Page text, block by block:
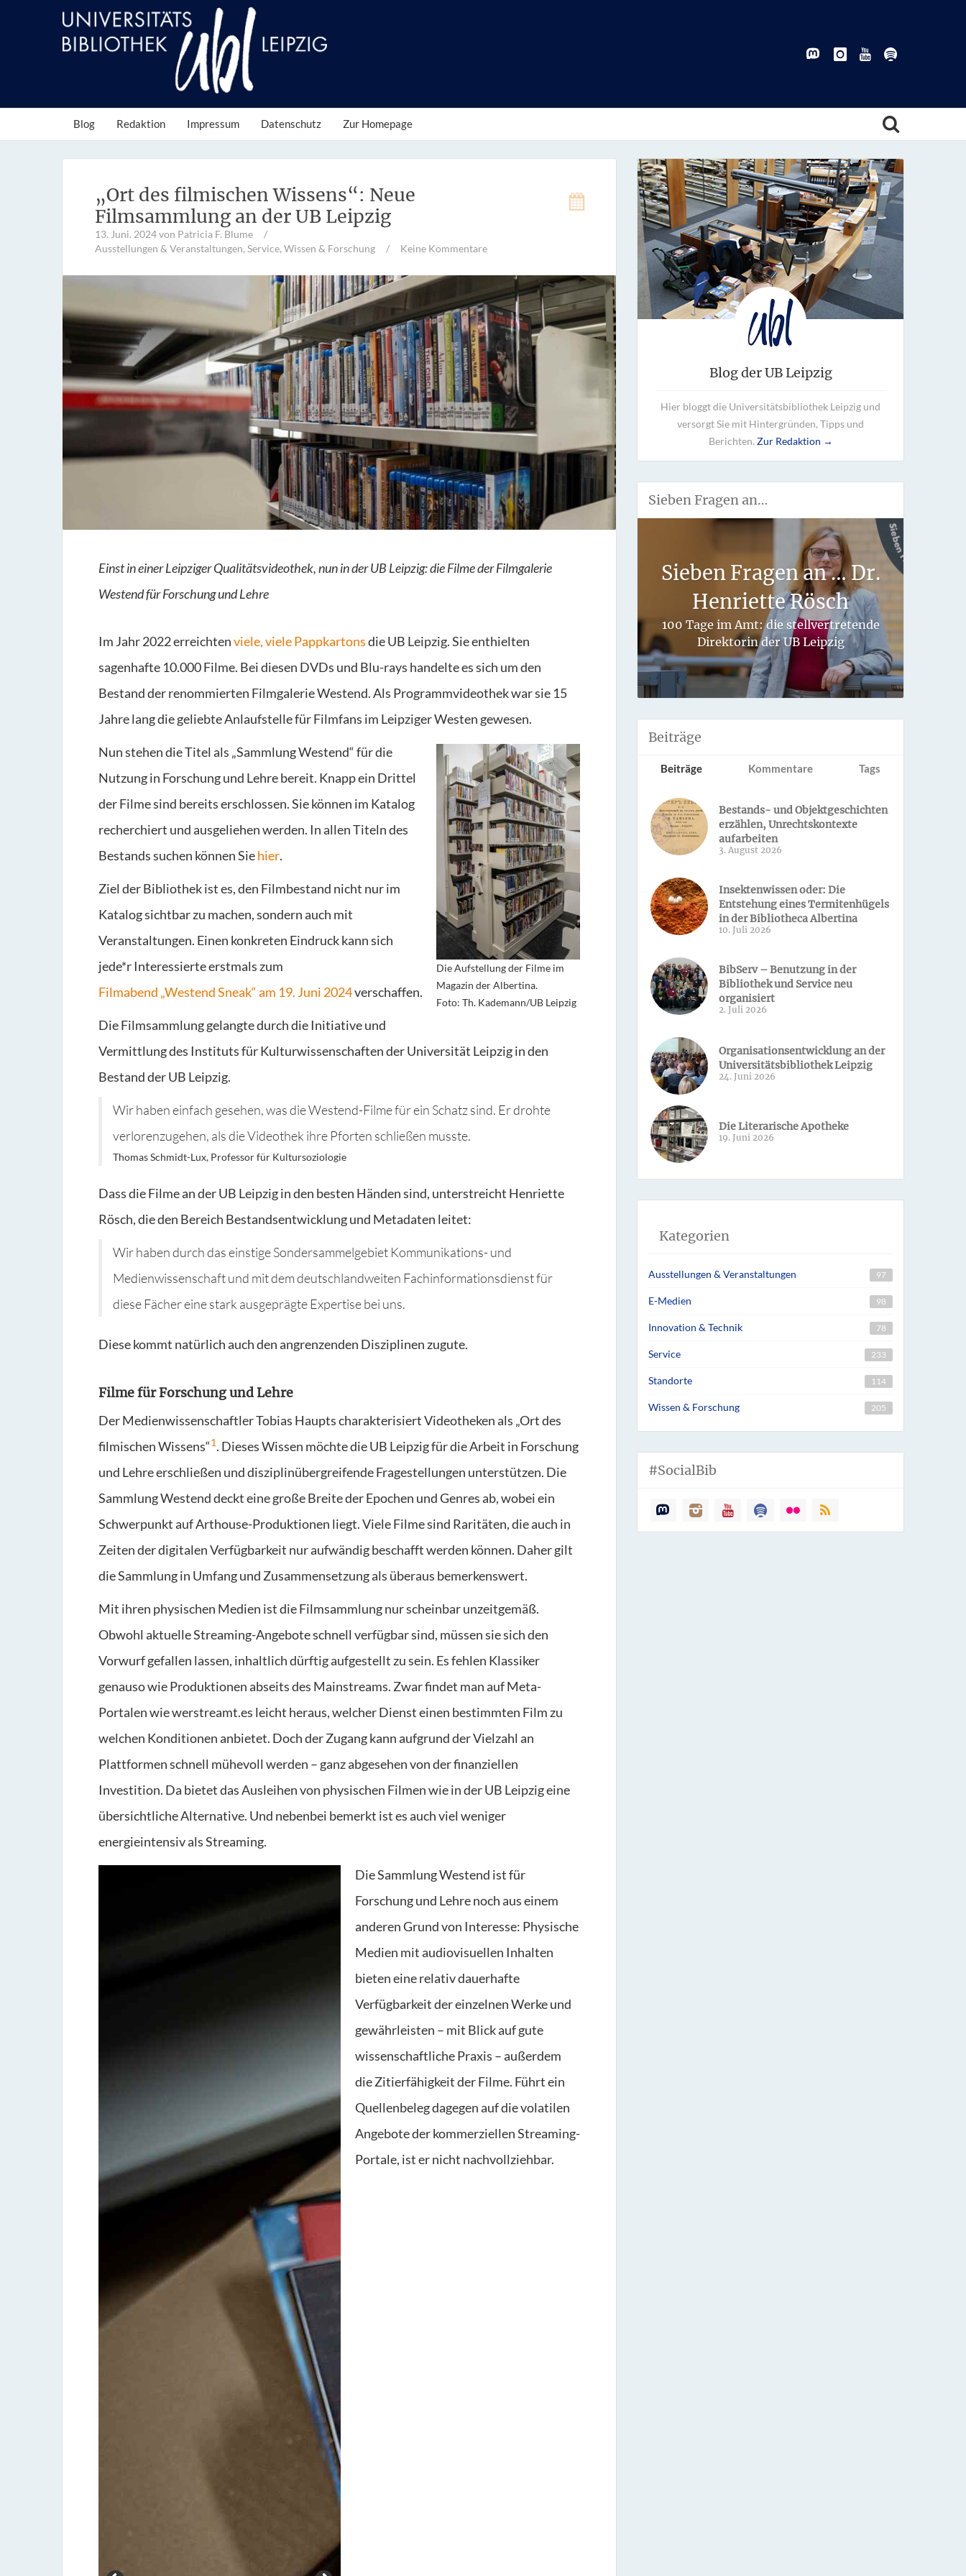
Blog Redaktion Impressum Datenschutz Zur Homepage
„Ort des filmischen Wissens“: Neue
Filmsammlung an der UB Leipzig
13. Juni. 2024von Patricia F. Blume
/
Ausstellungen & Veranstaltungen, Service, Wissen & Forschung / Keine Kommentare
Einst in einer Leipziger Qualitätsvideothek, nun in der UB Leipzig: die Filme der Filmgalerie
Westend für Forschung und Lehre
Im Jahr 2022 erreichtenviele, viele Pappkartonsdie UB Leipzig. Sie enthielten
sagenhafte 10.000 Filme. Bei diesen DVDs und Blu-rays handelte es sich um den
Bestand der renommierten Filmgalerie Westend. Als Programmvideothek war sie 15
Jahre lang die geliebte Anlaufstelle für Filmfans im Leipziger Westen gewesen.
Die Aufstellung der Filme im
Magazin der Albertina.
Foto: Th. Kademann/UB Leipzig
Nun stehen die Titel als „Sammlung Westend“ für die
Nutzung in Forschung und Lehre bereit. Knapp ein Drittel
der Filme sind bereits erschlossen. Sie können im Katalog
recherchiert und ausgeliehen werden. In allen Titeln des
Bestands suchen können Siehier.
Ziel der Bibliothek ist es, den Filmbestand nicht nur im
Katalog sichtbar zu machen, sondern auch mit
Veranstaltungen. Einen konkreten Eindruck kann sich
jede*r Interessierte erstmals zum
Filmabend „Westend Sneak“ am 19. Juni 2024verschaffen.
Die Filmsammlung gelangte durch die Initiative und
Vermittlung des Instituts für Kulturwissenschaften der Universität Leipzig in den
Bestand der UB Leipzig.
Wir haben einfach gesehen, was die Westend-Filme für ein Schatz sind. Er drohte
verlorenzugehen, als die Videothek ihre Pforten schließen musste.
Thomas Schmidt-Lux, Professor für Kultursoziologie
Dass die Filme an der UB Leipzig in den besten Händen sind, unterstreicht Henriette
Rösch, die den Bereich Bestandsentwicklung und Metadaten leitet:
Wir haben durch das einstige Sondersammelgebiet Kommunikations- und
Medienwissenschaft und mit dem deutschlandweiten Fachinformationsdienst für
diese Fächer eine stark ausgeprägte Expertise bei uns.
Diese kommt natürlich auch den angrenzenden Disziplinen zugute.
Filme für Forschung und Lehre
Der Medienwissenschaftler Tobias Haupts charakterisiert Videotheken als „Ort des
filmischen Wissens“1. Dieses Wissen möchte die UB Leipzig für die Arbeit in Forschung
und Lehre erschließen und disziplinübergreifende Fragestellungen unterstützen. Die
Sammlung Westend deckt eine große Breite der Epochen und Genres ab, wobei ein
Schwerpunkt auf Arthouse-Produktionen liegt. Viele Filme sind Raritäten, die auch in
Zeiten der digitalen Verfügbarkeit nur aufwändig beschafft werden können. Daher gilt
die Sammlung in Umfang und Zusammensetzung als überaus bemerkenswert.
Mit ihren physischen Medien ist die Filmsammlung nur scheinbar unzeitgemäß.
Obwohl aktuelle Streaming-Angebote schnell verfügbar sind, müssen sie sich den
Vorwurf gefallen lassen, inhaltlich dürftig aufgestellt zu sein. Es fehlen Klassiker
genauso wie Produktionen abseits des Mainstreams. Zwar findet man auf Meta-
Portalen wie werstreamt.es leicht heraus, welcher Dienst einen bestimmten Film zu
welchen Konditionen anbietet. Doch der Zugang kann aufgrund der Vielzahl an
Plattformen schnell mühevoll werden – ganz abgesehen von der finanziellen
Investition. Da bietet das Ausleihen von physischen Filmen wie in der UB Leipzig eine
übersichtliche Alternative. Und nebenbei bemerkt ist es auch viel weniger
energieintensiv als Streaming.
Die Sammlung Westend ist für
Forschung und Lehre noch aus einem
anderen Grund von Interesse: Physische
Medien mit audiovisuellen Inhalten
bieten eine relativ dauerhafte
Verfügbarkeit der einzelnen Werke und
gewährleisten – mit Blick auf gute
wissenschaftliche Praxis – außerdem
die Zitierfähigkeit der Filme. Führt ein
Quellenbeleg dagegen auf die volatilen
Angebote der kommerziellen Streaming-
Portale, ist er nicht nachvollziehbar.
Blog der UB Leipzig
Hier bloggt die Universitätsbibliothek Leipzig und
versorgt Sie mit Hintergründen, Tipps und
Berichten. Zur Redaktion →
Sieben Fragen an…
Sieben Fragen an...
gearbeitet und ist der Leiter unse
Sieben Fragen an … Dr.
Henriette Rösch
100 Tage im Amt: die stellvertretende
Direktorin der UB Leipzig
Beiträge
Beiträge Kommentare Tags
Bestands- und Objektgeschichten
erzählen, Unrechtskontexte
aufarbeiten
3. August 2026
Insektenwissen oder: Die
Entstehung eines Termitenhügels
in der Bibliotheca Albertina
10. Juli 2026
BibServ – Benutzung in der
Bibliothek und Service neu
organisiert
2. Juli 2026
Organisationsentwicklung an der
Universitätsbibliothek Leipzig
24. Juni 2026
Die Literarische Apotheke
19. Juni 2026
Kategorien
Ausstellungen & Veranstaltungen 97
E-Medien 98
Innovation & Technik 78
Service 233
Standorte 114
Wissen & Forschung 205
#SocialBib